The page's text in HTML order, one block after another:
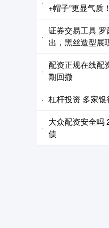
· +帽子”更显气质！
·
证券交易工具 罗
出，黑丝造型展
·
配资正规在线配
期回撤
· 杠杆投资 多家
·
大众配资安全吗
债